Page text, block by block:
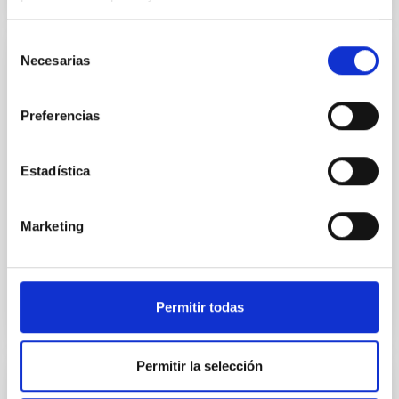
Necesarias
Preferencias
Estadística
Marketing
Permitir todas
Permitir la selección
NOTICIA
Científica de la Sociedad Española de
científica
de Astrofísica de Canarias participaron en el principal
encuentro de la astronomía española, en el que el...
NOTICIA